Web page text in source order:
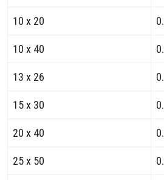
10 x 20
10 x 40
13 x 26
15 x 30
20 x 40
25 x 50